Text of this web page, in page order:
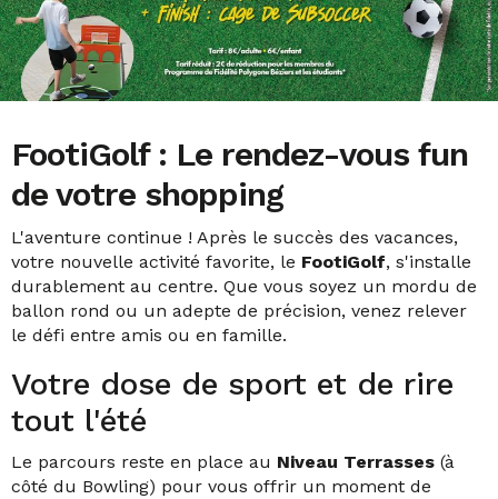
FootiGolf : Le rendez-vous fun
de votre shopping
L'aventure continue ! Après le succès des vacances,
votre nouvelle activité favorite, le FootiGolf, s'installe
durablement au centre. Que vous soyez un mordu de
ballon rond ou un adepte de précision, venez relever
le défi entre amis ou en famille.
Votre dose de sport et de rire
tout l'été
Le parcours reste en place au Niveau Terrasses (à
côté du Bowling) pour vous offrir un moment de